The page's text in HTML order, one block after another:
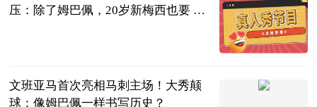
压：除了姆巴佩，20岁新梅西也要 天
文班亚马首次亮相马刺主场！大秀颠
球：像姆巴佩一样书写历史？